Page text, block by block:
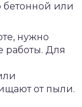
бетонной или
нужно
работы. Для
от пыли.